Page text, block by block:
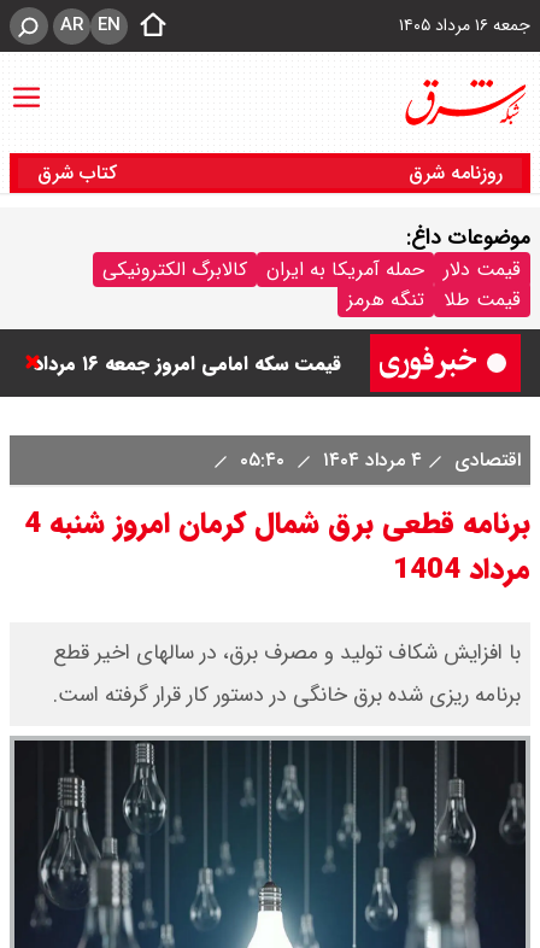
جمعه ۱۶ مرداد ۱۴۰۵ EN
AR
روزنامه شرق کتاب شرق
موضوعات داغ:
قیمت دلار حمله آمریکا به ایران
کالابرگ الکترونیکی
قیمت طلا
تنگه هرمز ۱۴۰۵ اعلام شد + جدول
قیمت سکه امامی امروز جمعه ۱۶ مرداد
۱۴۰۵/ صعود طلا ادامه‌دار شد
قیمت نفت امروز جمعه ۱۶ مرداد ۱۴۰۵
/ نفت صعودی شد + جدول
اقتصادی ۴ مرداد ۱۴۰۴
برنامه قطعی برق شمال کرمان امروز شنبه 4
مرداد 1404
با افزایش شکاف تولید و مصرف برق، در سالهای اخیر قطع
برنامه ریزی شده برق خانگی در دستور کار قرار گرفته است.